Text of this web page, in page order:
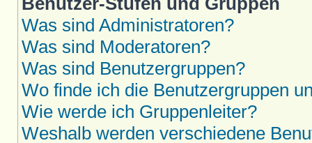
Was sind Administratoren?
Was sind Moderatoren?
Was sind Benutzergruppen?
Wo finde ich die Benutzergruppen
Wie werde ich Gruppenleiter?
Weshalb werden verschiedene